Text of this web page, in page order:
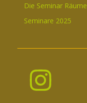
Die Seminar Räume
Seminare 2025